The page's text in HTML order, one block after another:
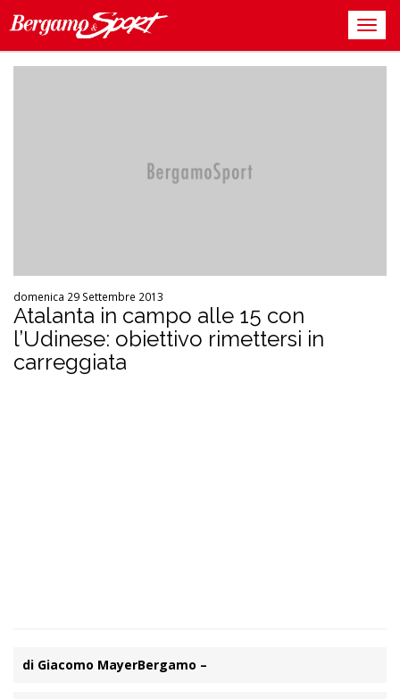
domenica 29 Settembre 2013
Atalanta in campo alle 15 con
l’Udinese: obiettivo rimettersi in
carreggiata
di Giacomo MayerBergamo –